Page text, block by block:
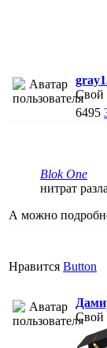
Свой
6495
Blok One
нитрат
А можно
Нравится Button
Свой